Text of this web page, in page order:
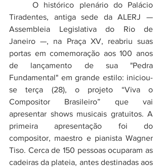
	O histórico plenário do Palácio
Tiradentes, antiga sede da ALERJ —
Assembleia Legislativa do Rio de
Janeiro —, na Praça XV, reabriu suas
portas em comemoração aos 100 anos
de lançamento de sua "Pedra
Fundamental" em grande estilo: iniciou-
se terça (28), o projeto “Viva o
Compositor Brasileiro” que vai
apresentar shows musicais gratuitos. A
primeira apresentação foi do
compositor, maestro e pianista Wagner
Tiso. Cerca de 150 pessoas ocuparam as
cadeiras da plateia, antes destinadas aos